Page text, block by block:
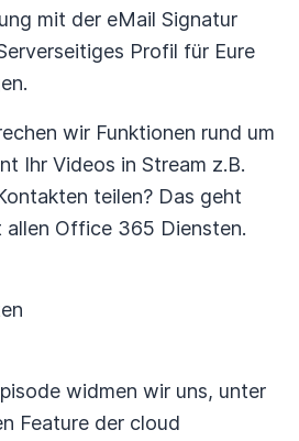
mit der eMail Signatur
Profil für Eure
wir Funktionen rund um
Ihr Videos in Stream z.B.
teilen? Das geht
Office 365 Diensten.
widmen wir uns, unter
Feature der cloud